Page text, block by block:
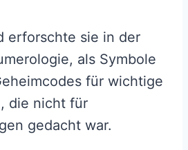
erforschte sie in der
als Symbole
für wichtige
die nicht für
gedacht war.